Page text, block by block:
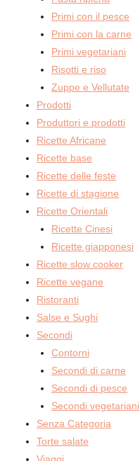
Primi con il pesce
Primi con la carne
Primi vegetariani
Risotti e riso
Zuppe e Vellutate
Prodotti
Produttori e prodotti
Ricette Africane
Ricette base
Ricette delle feste
Ricette di stagione
Ricette Orientali
Ricette Cinesi
Ricette giapponesi
Ricette slow cooker
Ricette vegane
Ristoranti
Salse e Sughi
Secondi
Contorni
Secondi di carne
Secondi di pesce
Secondi vegetariani
Senza Categoria
Torte salate
Viaggi